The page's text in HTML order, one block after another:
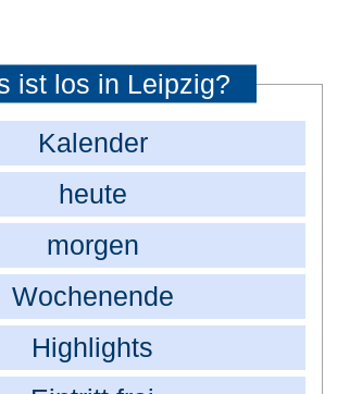
ist los in Leipzig?
Kalender
heute
morgen
Wochenende
Highlights